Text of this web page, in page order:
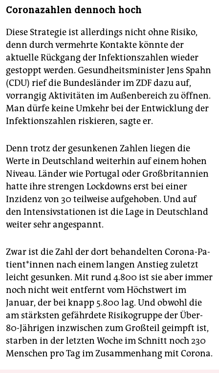
Coronazahlen dennoch hoch
Diese Strategie ist allerdings nicht ohne Risiko,
denn durch vermehrte Kontakte könnte der
aktuelle Rückgang der Infektionszahlen wieder
gestoppt werden. Gesundheitsminister Jens Spahn
(CDU) rief die Bundesländer im ZDF dazu auf,
vorrangig Aktivitäten im Außenbereich zu öffnen.
Man dürfe keine Umkehr bei der Entwicklung der
Infektionszahlen riskieren, sagte er.
Denn trotz der gesunkenen Zahlen liegen die
Werte in Deutschland weiterhin auf einem hohen
Niveau. Länder wie Portugal oder Großbritannien
hatte ihre strengen Lockdowns erst bei einer
Inzidenz von 30 teilweise aufgehoben. Und auf
den Intensivstationen ist die Lage in Deutschland
weiter sehr angespannt.
Zwar ist die Zahl der dort behandelten Corona-Pa­
tien­t*in­nen nach einem langen Anstieg zuletzt
leicht gesunken. Mit rund 4.800 ist sie aber immer
noch nicht weit entfernt vom Höchstwert im
Januar, der bei knapp 5.800 lag. Und obwohl die
am stärksten gefährdete Risikogruppe der Über-
80-Jährigen inzwischen zum Großteil geimpft ist,
starben in der letzten Woche im Schnitt noch 230
Menschen pro Tag im Zusammenhang mit Corona.